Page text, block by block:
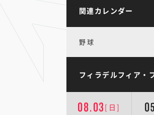
関連カレンダー
野球
フィラデルフィア・
08.03 [日]